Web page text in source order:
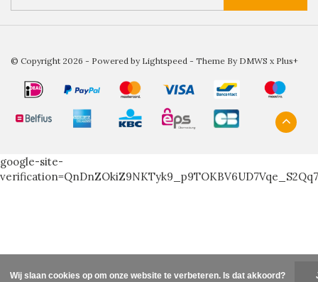
© Copyright 2026 - Powered by Lightspeed - Theme By DMWS x Plus+
google-site-
Wij slaan cookies op om onze website te verbeteren. Is dat akkoord?